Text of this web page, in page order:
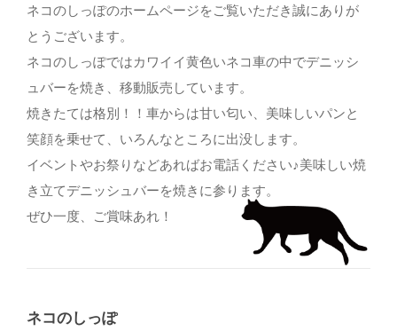
ネコのしっぽ
ネコのしっぽのホームページをご覧いただき誠にありが
とうございます。
ネコのしっぽではカワイイ黄色いネコ車の中でデニッシ
ュバーを焼き、移動販売しています。
焼きたては格別！！車からは甘い匂い、美味しいパンと
笑顔を乗せて、いろんなところに出没します。
イベントやお祭りなどあればお電話ください♪美味しい焼
き立てデニッシュバーを焼きに参ります。
ぜひ一度、ご賞味あれ！